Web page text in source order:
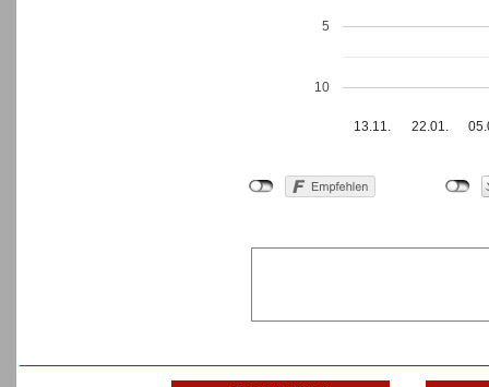
13.11. 22.01.
5
10